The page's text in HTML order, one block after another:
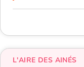
L'AIRE DES AINÉS